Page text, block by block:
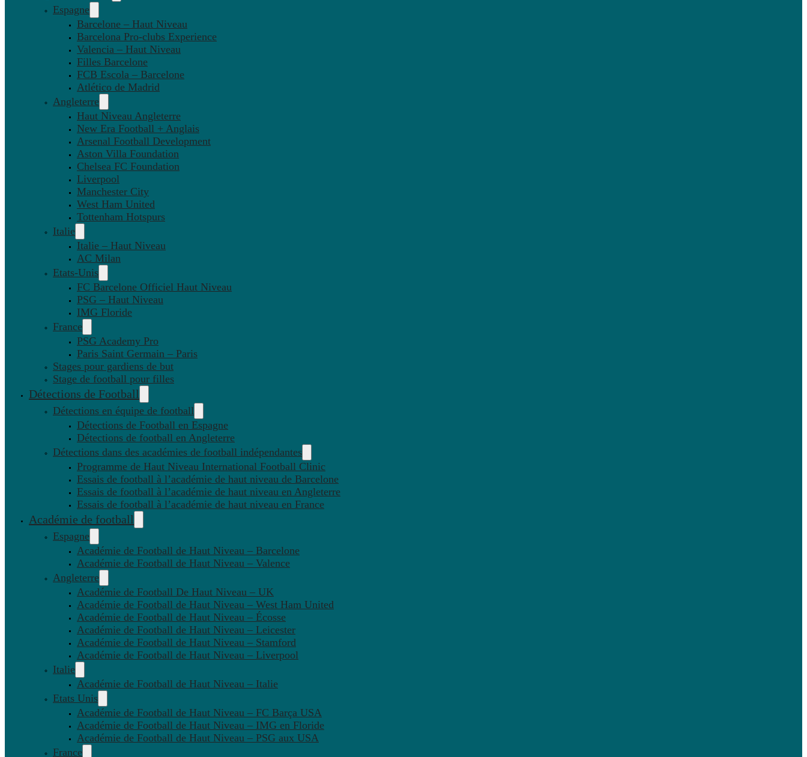
Espagne
Barcelone – Haut Niveau
Barcelona Pro-clubs Experience
Valencia – Haut Niveau
Filles Barcelone
FCB Escola – Barcelone
Atlético de Madrid
Angleterre
Haut Niveau Angleterre
New Era Football + Anglais
Arsenal Football Development
Aston Villa Foundation
Chelsea FC Foundation
Liverpool
Manchester City
West Ham United
Tottenham Hotspurs
Italie
Italie – Haut Niveau
AC Milan
Etats-Unis
FC Barcelone Officiel Haut Niveau
PSG – Haut Niveau
IMG Floride
France
PSG Academy Pro
Paris Saint Germain – Paris
Stages pour gardiens de but
Stage de football pour filles
Détections de Football
Détections en équipe de football
Détections de Football en Espagne
Détections de football en Angleterre
Détections dans des académies de football indépendantes
Programme de Haut Niveau International Football Clinic
Essais de football à l’académie de haut niveau de Barcelone
Essais de football à l’académie de haut niveau en Angleterre
Essais de football à l’académie de haut niveau en France
Académie de football
Espagne
Académie de Football de Haut Niveau – Barcelone
Académie de Football de Haut Niveau – Valence
Angleterre
Académie de Football De Haut Niveau – UK
Académie de Football de Haut Niveau – West Ham United
Académie de Football de Haut Niveau – Écosse
Académie de Football de Haut Niveau – Leicester
Académie de Football de Haut Niveau – Stamford
Académie de Football de Haut Niveau – Liverpool
Italie
Académie de Football de Haut Niveau – Italie
Etats Unis
Académie de Football de Haut Niveau – FC Barça USA
Académie de Football de Haut Niveau – IMG en Floride
Académie de Football de Haut Niveau – PSG aux USA
France